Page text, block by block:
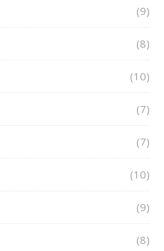
(9)
(8)
(10)
(7)
(7)
(10)
(9)
(8)